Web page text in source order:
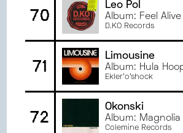
70
Leo Pol
Album: Feel Alive
D.KO Records
71
Limousine
Album: Hula
Ekler'o'shock
72
Okonski
Album: Magnolia
Colemine Records